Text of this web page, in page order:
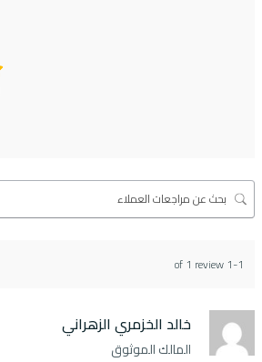
1-1 of 1 review
خالد الخزمري الزهراني
المالك الموثوق